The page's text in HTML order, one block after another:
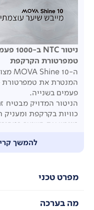
להמשך
ניטורNTC
ב-
טמפרטורת הקרקפת
פעמים בשנייה.
הניטור המדויק מבטיח
כוויות בקרקפת ומעניק
מייבש את השיער
מפרט טכני
מה בערכה